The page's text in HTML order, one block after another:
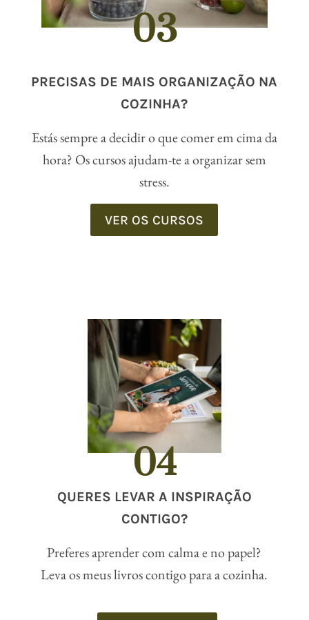
03
PRECISAS DE MAIS ORGANIZAÇÃO NA
COZINHA?
Estás sempre a decidir o que comer em cima da
hora? Os cursos ajudam-te a organizar sem
stress.
VER OS CURSOS
04
QUERES LEVAR A INSPIRAÇÃO
CONTIGO?
Preferes aprender com calma e no papel?
Leva os meus livros contigo para a cozinha.